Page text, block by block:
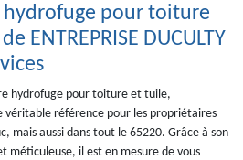
hydrofuge pour toiture
ENTREPRISE DUCULTY
hydrofuge pour toiture et tuile,
véritable référence pour les propriétaires
mais aussi dans tout le 65220. Grâce à son
méticuleuse, il est en mesure de vous